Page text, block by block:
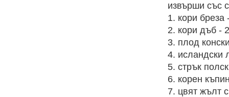
извърши със
1. кори бреза
2. кори дъб -
3. плод
4. исландски
5. стрък
6. корен
7. цвят жълт